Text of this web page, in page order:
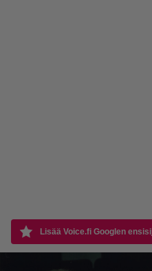
Lisää Voice.fi Googlen